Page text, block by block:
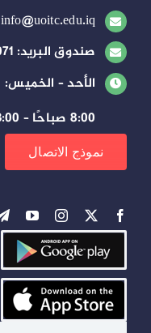
info@uoitc.edu.iq
صندوق البريد: 3071
الأحد – الخميس:
8:00 صباحًا – 3:00 مساءً
نموذج الاتصال